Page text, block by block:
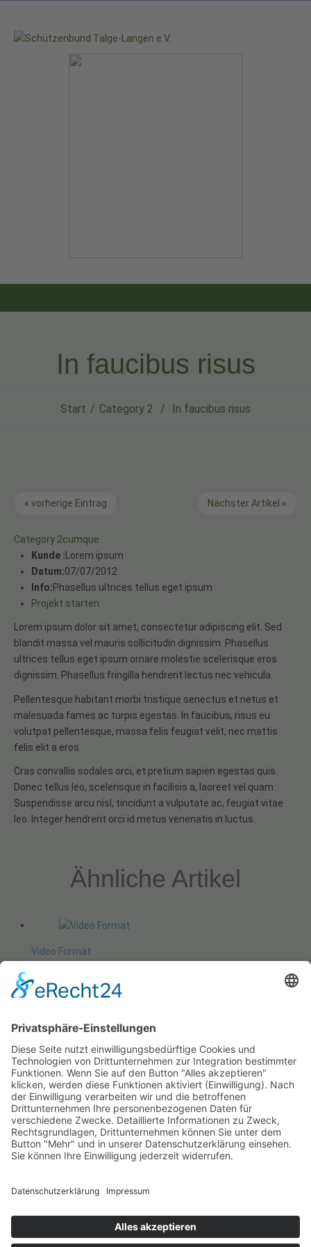
In faucibus risus
Start Category 2 In faucibus risus
« vorherige Eintrag Nächster Artikel »
Category 2cumque
Kunde : Lorem ipsum
Datum:07/07/2012
Info:Phasellus ultrices tellus eget ipsum
Projekt starten
Lorem ipsum dolor sit amet, consectetur adipiscing elit. Sed
blandit massa vel mauris sollicitudin dignissim. Phasellus
ultrices tellus eget ipsum ornare molestie scelerisque eros
dignissim. Phasellus fringilla hendrerit lectus nec vehicula.
Pellentesque habitant morbi tristique senectus et netus et
malesuada fames ac turpis egestas. In faucibus, risus eu
volutpat pellentesque, massa felis feugiat velit, nec mattis
felis elit a eros.
Cras convallis sodales orci, et pretium sapien egestas quis.
Donec tellus leo, scelerisque in facilisis a, laoreet vel quam.
Suspendisse arcu nisl, tincidunt a vulputate ac, feugiat vitae
leo. Integer hendrerit orci id metus venenatis in luctus.
Ähnliche Artikel
Video Format
In faucibus
Noch keine Kommentare bis jetzt.
Einen Kommentar
schreiben
Du musstangemeldetsein um hier zu kommentieren.
Start Aktuell Fotos Kontakt